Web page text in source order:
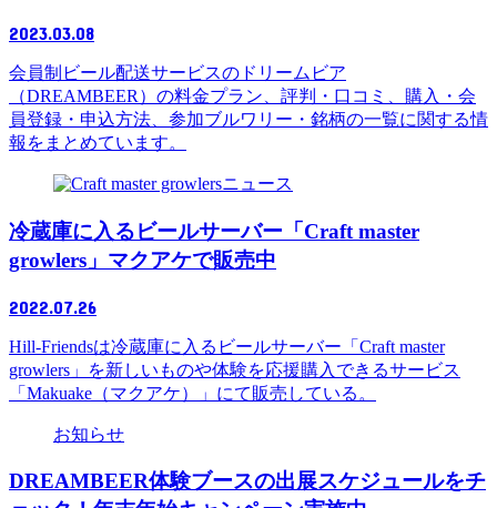
2023.03.08
会員制ビール配送サービスのドリームビア
（DREAMBEER）の料金プラン、評判・口コミ、購入・会
員登録・申込方法、参加ブルワリー・銘柄の一覧に関する情
報をまとめています。
ニュース
冷蔵庫に入るビールサーバー「Craft master
growlers」マクアケで販売中
2022.07.26
Hill-Friendsは冷蔵庫に入るビールサーバー「Craft master
growlers」を新しいものや体験を応援購入できるサービス
「Makuake（マクアケ）」にて販売している。
お知らせ
DREAMBEER体験ブースの出展スケジュールをチ